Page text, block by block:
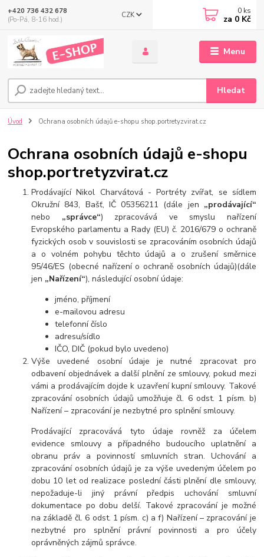
Menu
CZK
Hledat
+420 736 432 678
(Po-Pá, 8-16 hod.)
0 ks
za 0 Kč
Úvod Ochrana osobních údajů e-shopu shop.portretyzvirat.cz
Ochrana osobních údajů e-shopu
shop.portretyzvirat.cz
Prodávající Nikol Charvátová - Portréty zvířat, se sídlem
Okružní 843, Bašť, IČ 05356211 (dále jen „prodávající“
nebo „správce“) zpracovává ve smyslu nařízení
Evropského parlamentu a Rady (EU) č. 2016/679 o ochraně
fyzických osob v souvislosti se zpracováním osobních údajů
a o volném pohybu těchto údajů a o zrušení směrnice
95/46/ES (obecné nařízení o ochraně osobních údajů)(dále
jen „Nařízení“), následující osobní údaje:
jméno, příjmení
e-mailovou adresu
telefonní číslo
adresu/sídlo
IČO, DIČ (pokud bylo uvedeno)
Výše uvedené osobní údaje je nutné zpracovat pro
odbavení objednávek a další plnění ze smlouvy, pokud mezi
vámi a prodávajícím dojde k uzavření kupní smlouvy. Takové
zpracování osobních údajů umožňuje čl. 6 odst. 1 písm. b)
Nařízení – zpracování je nezbytné pro splnění smlouvy.
Prodávající zpracovává tyto údaje rovněž za účelem
evidence smlouvy a případného budoucího uplatnění a
obranu práv a povinností smluvních stran. Uchování a
zpracování osobních údajů je za výše uvedeným účelem po
dobu 10 let od realizace poslední části plnění dle smlouvy,
nepožaduje-li jiný právní předpis uchování smluvní
dokumentace po dobu delší. Takové zpracování je možné
na základě čl. 6 odst. 1 písm. c) a f) Nařízení – zpracování je
nezbytné pro splnění právní povinnosti a pro účely
oprávněných zájmů správce.